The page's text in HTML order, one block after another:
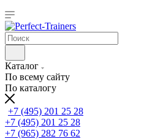
Каталог
По всему сайту
По каталогу
+7 (495) 201 25 28
+7 (495) 201 25 28
+7 (965) 282 76 62